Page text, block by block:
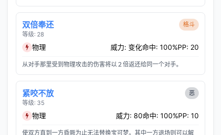
双倍奉还
等级: 28
格斗
物理 威力: 变化命中: 100%PP: 20
从对手那里受到物理攻击的伤害将以２倍返还给同一个对手。
紧咬不放
等级: 35
恶
物理 威力: 80命中: 100%PP: 10
使双方直到一方昏厥为止无法替换宝可梦。其中一方退场则可以解